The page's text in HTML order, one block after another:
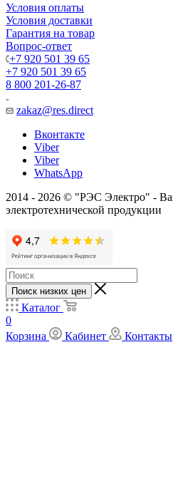
Условия оплаты
Условия доставки
Гарантия на товар
Вопрос-ответ
+7 920 501 39 65
+7 920 501 39 65
8 800 201-26-87
zakaz@res.direct
Вконтакте
Viber
Viber
WhatsApp
2014 - 2026 © "РЭС Электро" -
электротехнической продукции
Поиск низких цен
Каталог
0
Корзина
Кабинет Контакты